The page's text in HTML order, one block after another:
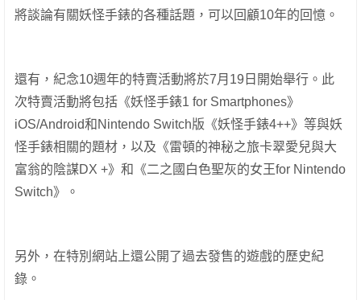
將談論有關妖怪手錶的各種話題，可以回顧10年的回憶。
還有，紀念10週年的特賣活動將於7月19日開始舉行。此
次特賣活動將包括《妖怪手錶1 for Smartphones》
iOS/Android和Nintendo Switch版《妖怪手錶4++》等與妖
怪手錶相關的題材，以及《雷頓的神秘之旅卡翠愛兒與大
富翁的陰謀DX +》和《二之國白色聖灰的女王for Nintendo
Switch》。
另外，在特別網站上還公開了過去發售的遊戲的歷史紀
錄。